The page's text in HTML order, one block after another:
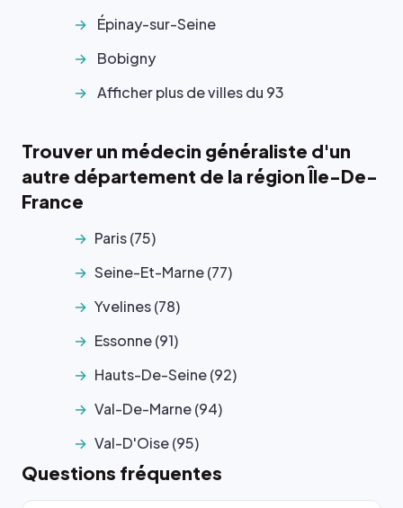
Épinay-sur-Seine
Bobigny
Afficher plus de villes du 93
Trouver un médecin généraliste d'un
autre département de la région Île-De-
France
Paris (75)
Seine-Et-Marne (77)
Yvelines (78)
Essonne (91)
Hauts-De-Seine (92)
Val-De-Marne (94)
Val-D'Oise (95)
Questions fréquentes